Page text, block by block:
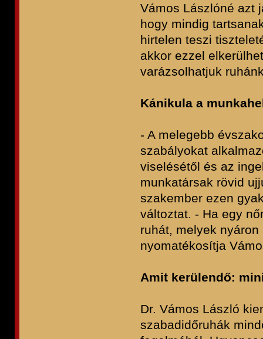
Vámos Lászlóné azt
hogy mindig
hirtelen teszi
akkor ezzel
varázsolhatjuk
Kánikula a
- A melegebb
szabályokat
viselésétől és az
munkatársak rövid
szakember ezen
változtat. - Ha egy
ruhát, melyek
nyomatékosítja
Amit kerülendő:
Dr. Vámos László
szabadidőruhák